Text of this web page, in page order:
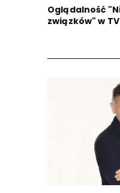
Oglądalność
związków" w